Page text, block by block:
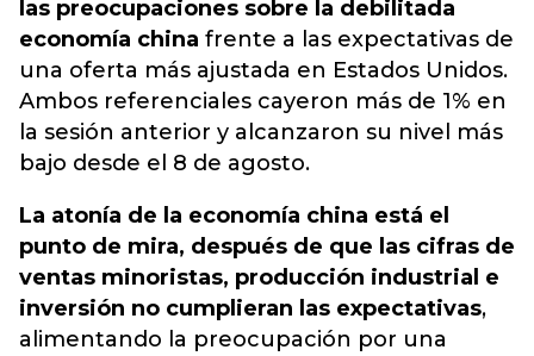
las preocupaciones sobre la debilitada
economía china frente a las expectativas de
una oferta más ajustada en Estados Unidos.
Ambos referenciales cayeron más de 1% en
la sesión anterior y alcanzaron su nivel más
bajo desde el 8 de agosto.
La atonía de la economía china está el
punto de mira, después de que las cifras de
ventas minoristas, producción industrial e
inversión no cumplieran las expectativas,
alimentando la preocupación por una